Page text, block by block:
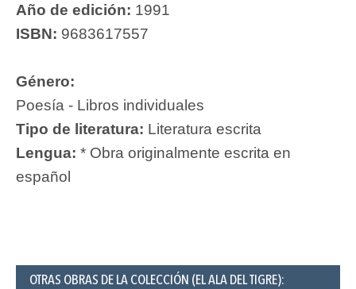
Año de edición: 1991
ISBN: 9683617557
Género:
Poesía - Libros individuales
Tipo de literatura: Literatura escrita
Lengua: * Obra originalmente escrita en
español
OTRAS OBRAS DE LA COLECCIÓN (EL ALA DEL TIGRE):